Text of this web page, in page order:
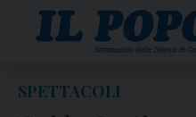
SPETTACOLI